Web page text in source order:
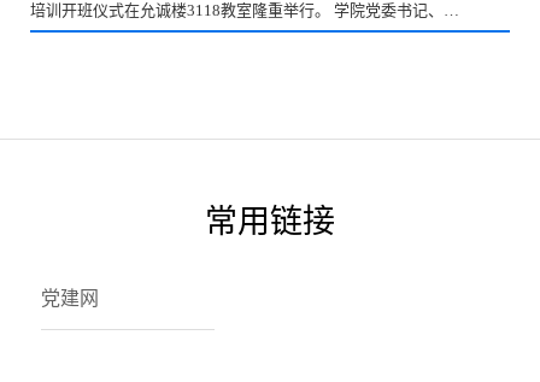
培训开班仪式在允诚楼3118教室隆重举行。 学院党委书记、党
校校长罗晓勤，教师党支部书记、教务处处长杨林，学工...
常用链接
党建网